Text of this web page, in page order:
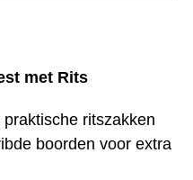
met Rits
ritszakken
boorden voor extra